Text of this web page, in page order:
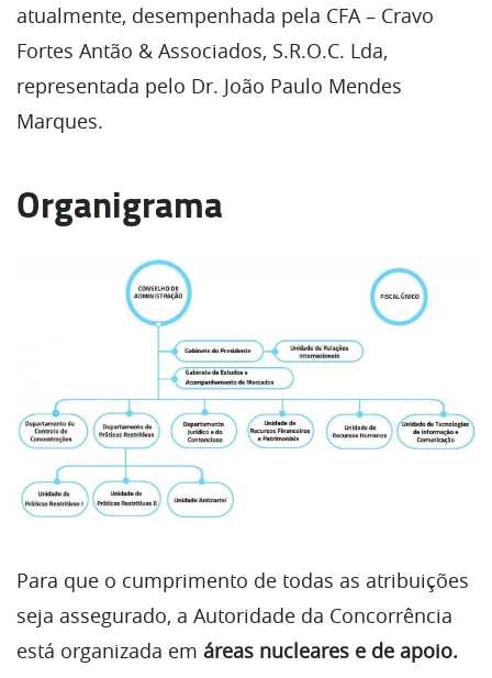
atualmente, desempenhada pela CFA – Cravo
Fortes Antão & Associados, S.R.O.C. Lda,
representada pelo Dr. João Paulo Mendes
Marques.
Organigrama
Para que o cumprimento de todas as atribuições
seja assegurado, a Autoridade da Concorrência
está organizada em áreas nucleares e de apoio.